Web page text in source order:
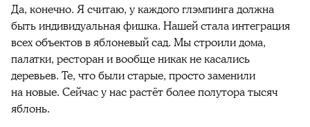
Да, конечно. Я считаю, у каждого глэмпинга должна
быть индивидуальная фишка. Нашей стала интеграция
всех объектов в яблоневый сад. Мы строили дома,
палатки, ресторан и вообще никак не касались
деревьев. Те, что были старые, просто заменили
на новые. Сейчас у нас растёт более полутора тысяч
яблонь.